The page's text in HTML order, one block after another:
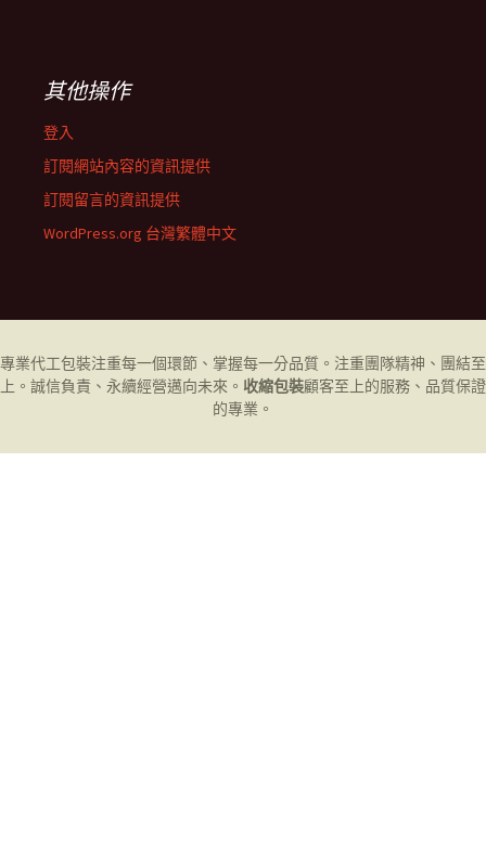
其他操作
登入
訂閱網站內容的資訊提供
訂閱留言的資訊提供
WordPress.org 台灣繁體中文
專業代工包裝注重每一個環節、掌握每一分品質。注重團隊精神、團結至
上。誠信負責、永續經營邁向未來。 收縮包裝顧客至上的服務、品質保證
的專業。